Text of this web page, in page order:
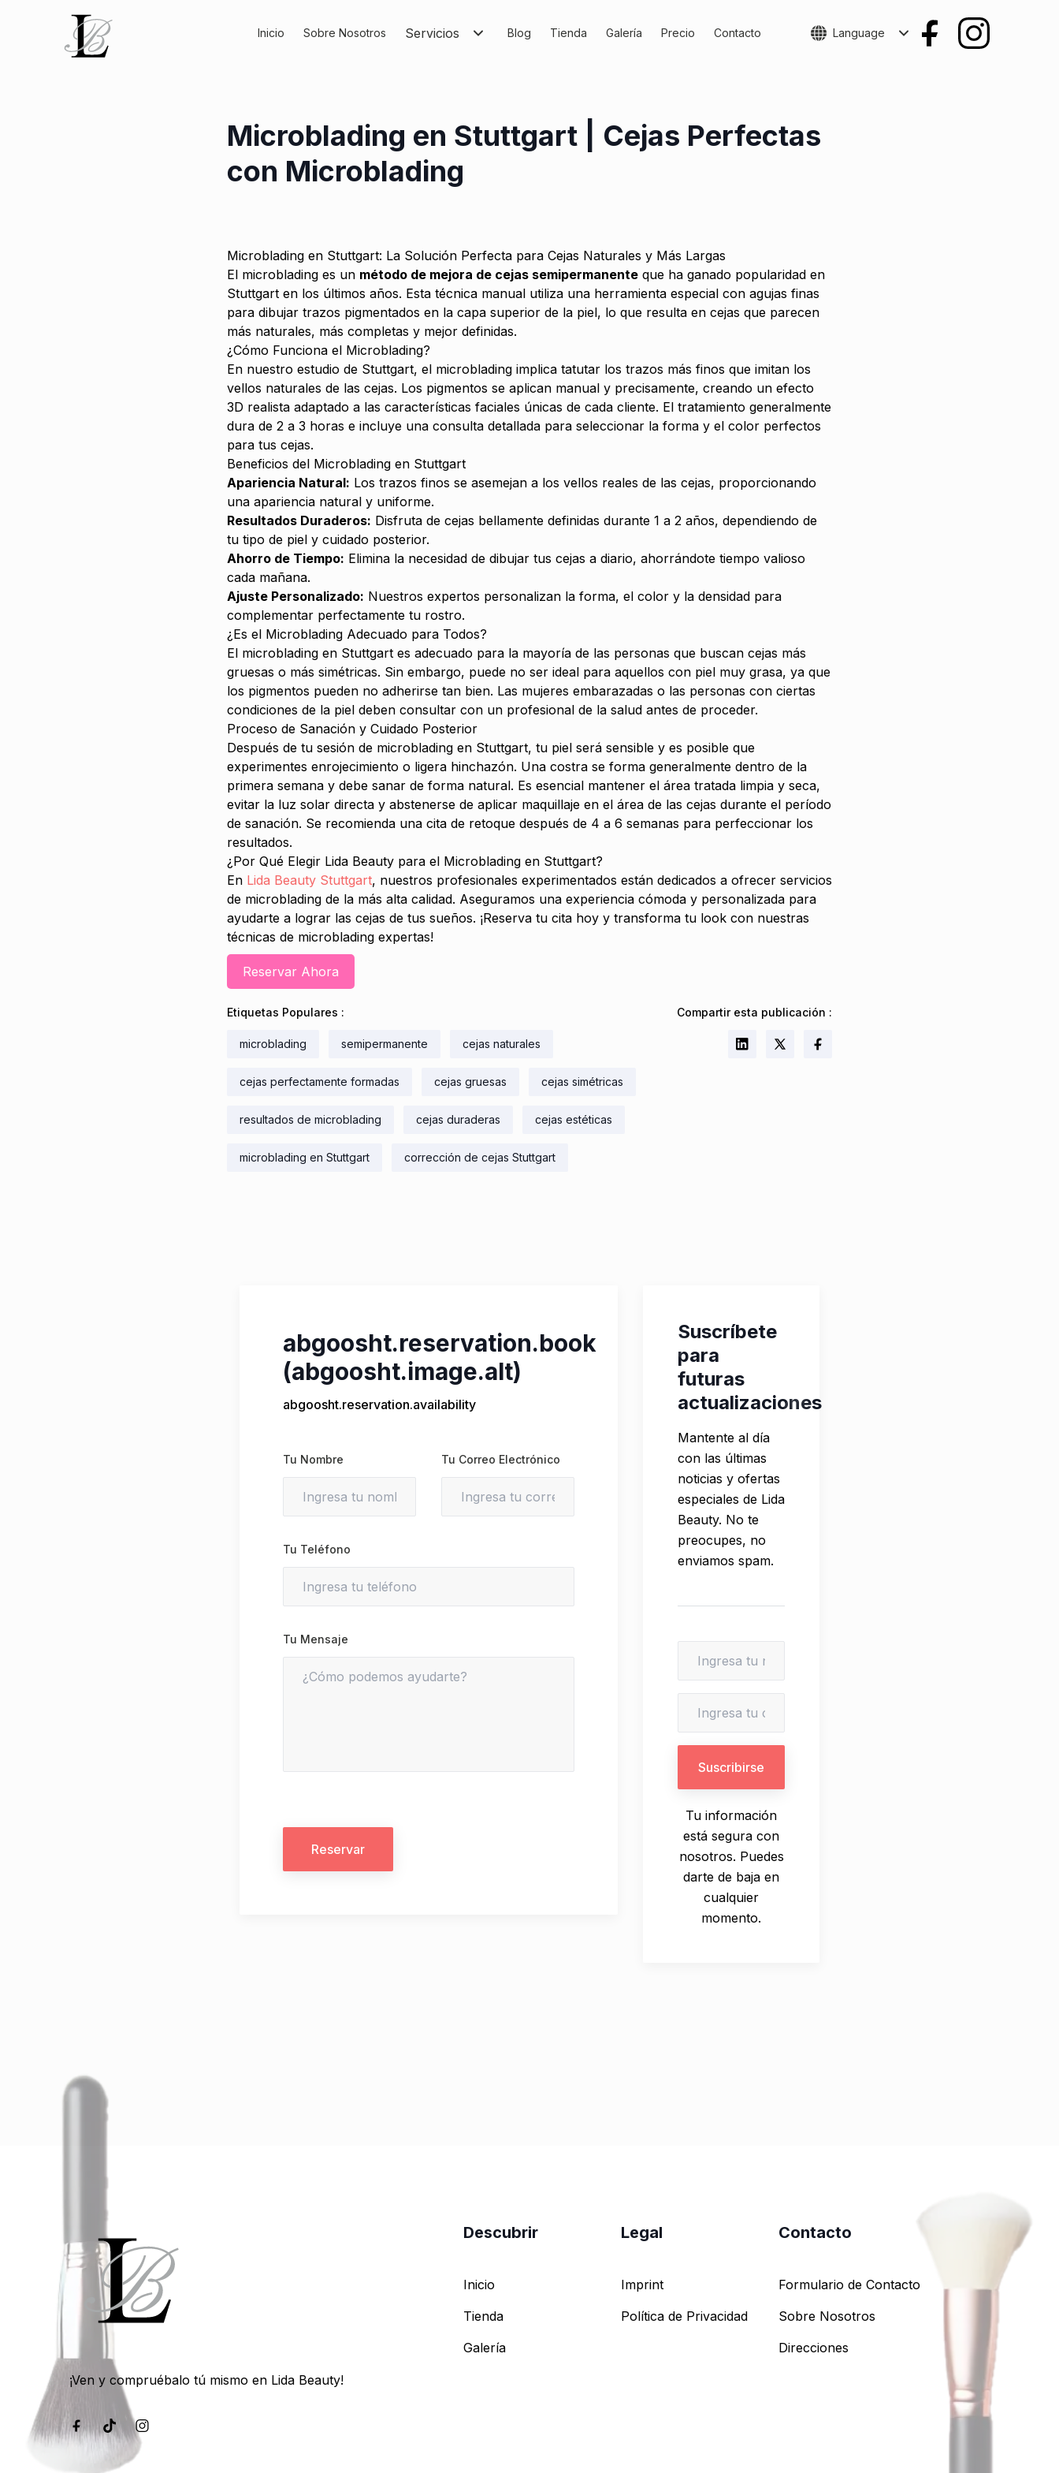
Inicio Sobre Nosotros Servicios Blog Tienda Galería Precio Contacto Language
Microblading en Stuttgart | Cejas Perfectas
con Microblading
Microblading en Stuttgart: La Solución Perfecta para Cejas Naturales y Más Largas
El microblading es un método de mejora de cejas semipermanente que ha ganado popularidad en
Stuttgart en los últimos años. Esta técnica manual utiliza una herramienta especial con agujas finas
para dibujar trazos pigmentados en la capa superior de la piel, lo que resulta en cejas que parecen
más naturales, más completas y mejor definidas.
¿Cómo Funciona el Microblading?
En nuestro estudio de Stuttgart, el microblading implica tatutar los trazos más finos que imitan los
vellos naturales de las cejas. Los pigmentos se aplican manual y precisamente, creando un efecto
3D realista adaptado a las características faciales únicas de cada cliente. El tratamiento generalmente
dura de 2 a 3 horas e incluye una consulta detallada para seleccionar la forma y el color perfectos
para tus cejas.
Beneficios del Microblading en Stuttgart
Apariencia Natural: Los trazos finos se asemejan a los vellos reales de las cejas, proporcionando
una apariencia natural y uniforme.
Resultados Duraderos: Disfruta de cejas bellamente definidas durante 1 a 2 años, dependiendo de
tu tipo de piel y cuidado posterior.
Ahorro de Tiempo: Elimina la necesidad de dibujar tus cejas a diario, ahorrándote tiempo valioso
cada mañana.
Ajuste Personalizado: Nuestros expertos personalizan la forma, el color y la densidad para
complementar perfectamente tu rostro.
¿Es el Microblading Adecuado para Todos?
El microblading en Stuttgart es adecuado para la mayoría de las personas que buscan cejas más
gruesas o más simétricas. Sin embargo, puede no ser ideal para aquellos con piel muy grasa, ya que
los pigmentos pueden no adherirse tan bien. Las mujeres embarazadas o las personas con ciertas
condiciones de la piel deben consultar con un profesional de la salud antes de proceder.
Proceso de Sanación y Cuidado Posterior
Después de tu sesión de microblading en Stuttgart, tu piel será sensible y es posible que
experimentes enrojecimiento o ligera hinchazón. Una costra se forma generalmente dentro de la
primera semana y debe sanar de forma natural. Es esencial mantener el área tratada limpia y seca,
evitar la luz solar directa y abstenerse de aplicar maquillaje en el área de las cejas durante el período
de sanación. Se recomienda una cita de retoque después de 4 a 6 semanas para perfeccionar los
resultados.
¿Por Qué Elegir Lida Beauty para el Microblading en Stuttgart?
En Lida Beauty Stuttgart, nuestros profesionales experimentados están dedicados a ofrecer servicios
de microblading de la más alta calidad. Aseguramos una experiencia cómoda y personalizada para
ayudarte a lograr las cejas de tus sueños. ¡Reserva tu cita hoy y transforma tu look con nuestras
técnicas de microblading expertas!
Reservar Ahora
Etiquetas Populares :
microblading semipermanente cejas naturales
cejas perfectamente formadas cejas gruesas cejas simétricas
resultados de microblading cejas duraderas cejas estéticas
microblading en Stuttgart corrección de cejas Stuttgart
Compartir esta publicación :
abgoosht.reservation.book
(abgoosht.image.alt)
abgoosht.reservation.availability
Tu Nombre Tu Correo Electrónico
Tu Teléfono
Tu Mensaje
Reservar
Suscríbete
para
futuras
actualizaciones
Mantente al día
con las últimas
noticias y ofertas
especiales de Lida
Beauty. No te
preocupes, no
enviamos spam.
Tu información
está segura con
nosotros. Puedes
darte de baja en
cualquier
momento.
¡Ven y compruébalo tú mismo en Lida Beauty!
Descubrir
Inicio
Tienda
Galería
Legal
Imprint
Política de Privacidad
Contacto
Formulario de Contacto
Sobre Nosotros
Direcciones